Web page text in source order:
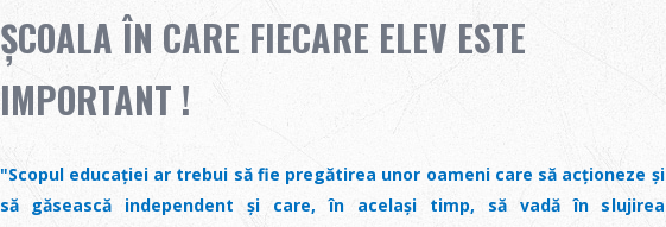
ȘCOALA ÎN CARE FIECARE ELEV ESTE
IMPORTANT !
"Scopul educației ar trebui să fie pregătirea unor oameni care să acționeze și
să găsească independent și care, în același timp, să vadă în slujirea